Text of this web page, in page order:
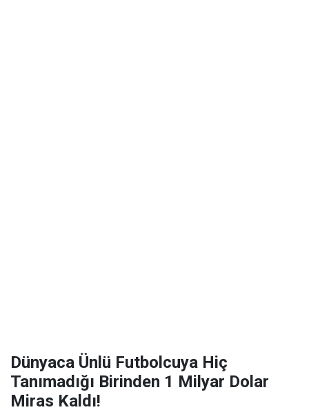
Dünyaca Ünlü Futbolcuya Hiç
Tanımadığı Birinden 1 Milyar Dolar
Miras Kaldı!